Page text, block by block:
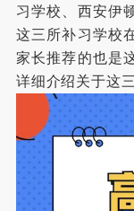
习学校、西安伊
这三所补习学校
家长推荐的也是
详细介绍关于这